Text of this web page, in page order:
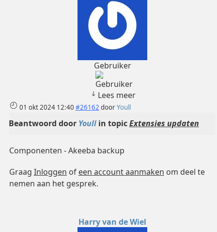
Gebruiker
Lees meer
01 okt 2024 12:40 #26162 doorYoull
Beantwoord door Youllin topicExtensies updaten
Componenten - Akeeba backup
Graag Inloggen of een account aanmaken om deel te
nemen aan het gesprek.
Harry van de Wiel